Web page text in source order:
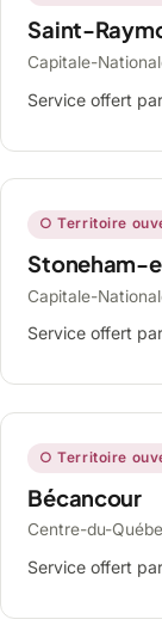
Saint-
Capitale-
Service offert
○ Territoire
Stoneham-
Capitale-
Service offert
○ Territoire
Bécancour
Centre-du-
Service offert